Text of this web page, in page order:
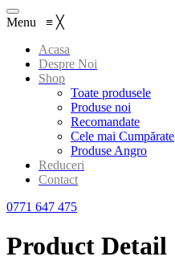
Menu ≡ ╳
Acasa
Despre Noi
Shop
Toate produsele
Produse noi
Recomandate
Cele mai Cumpărate
Produse Angro
Reduceri
Contact
0771 647 475
Product Detail